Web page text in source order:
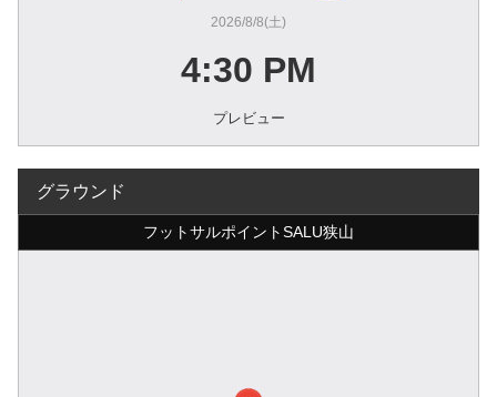
2026/8/8(土)
4:30 PM
プレビュー
グラウンド
フットサルポイントSALU狭山